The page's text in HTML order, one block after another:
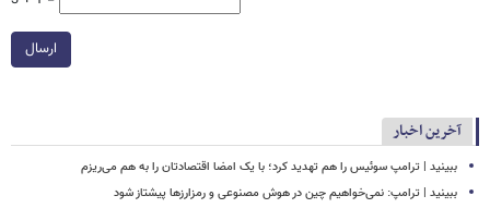
ارسال
آخرین اخبار
ببینید | ترامپ سوئیس را هم تهدید کرد؛ با یک امضا اقتصادتان را به هم می‌ریزم
ببینید | ترامپ: نمی‌خواهیم چین در هوش مصنوعی و رمزارزها پیشتاز شود